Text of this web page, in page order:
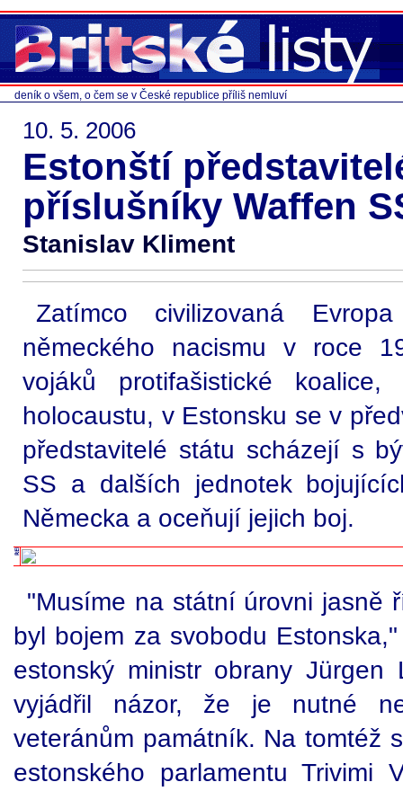
deník o všem, o čem se v České republice příliš nemluví
10. 5. 2006
Estonští
příslušníky Waffen
Stanislav Kliment
Zatímco civilizovaná
německého nacismu v roce
vojáků protifašistické
holocaustu, v Estonsku se v
představitelé státu scházejí s
SS a dalších jednotek
Německa a oceňují jejich boj.
"Musíme na státní úrovni jasně
byl bojem za svobodu
estonský ministr obrany
vyjádřil názor, že je nutné
veteránům památník. Na tomtéž
estonského parlamentu Trivimi